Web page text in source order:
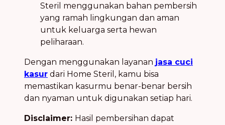
Steril menggunakan bahan pembersih
yang ramah lingkungan dan aman
untuk keluarga serta hewan
peliharaan.
Dengan menggunakan layanan jasa cuci
kasur dari Home Steril, kamu bisa
memastikan kasurmu benar-benar bersih
dan nyaman untuk digunakan setiap hari.
Disclaimer: Hasil pembersihan dapat